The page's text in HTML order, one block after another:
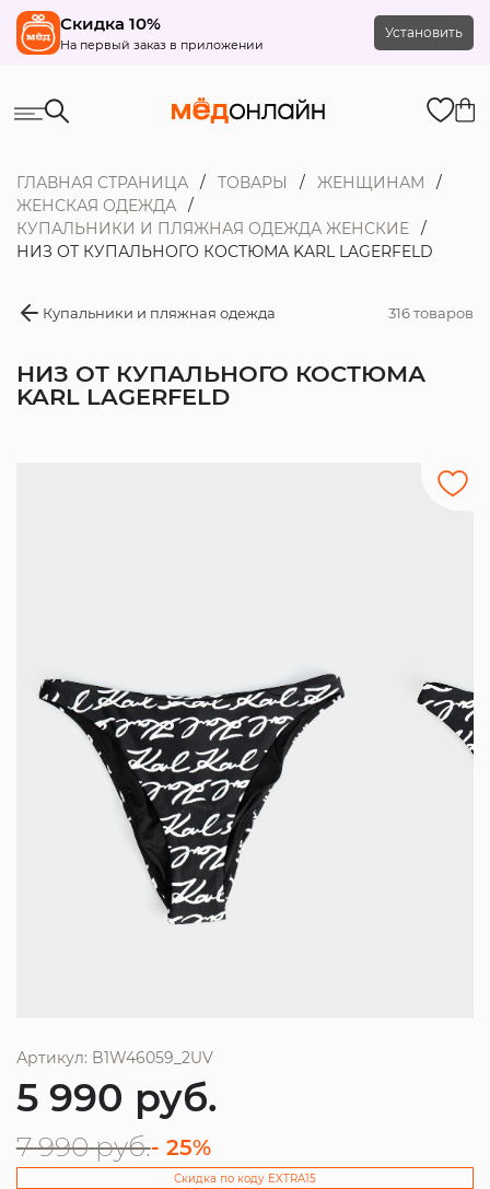
Скидка 10%
На первый заказ в приложении
Установить
ГЛАВНАЯ СТРАНИЦА ТОВАРЫ
ЖЕНЩИНАМ
ЖЕНСКАЯ ОДЕЖДА
КУПАЛЬНИКИ И ПЛЯЖНАЯ ОДЕЖДА ЖЕНСКИЕ
НИЗ ОТ КУПАЛЬНОГО КОСТЮМА KARL LAGERFELD
Купальники и пляжная одежда 316 товаров
НИЗ ОТ КУПАЛЬНОГО КОСТЮМА
KARL LAGERFELD
Артикул: B1W46059_2UV
5 990 руб.
7 990 руб.- 25%
Скидка по коду EXTRA15